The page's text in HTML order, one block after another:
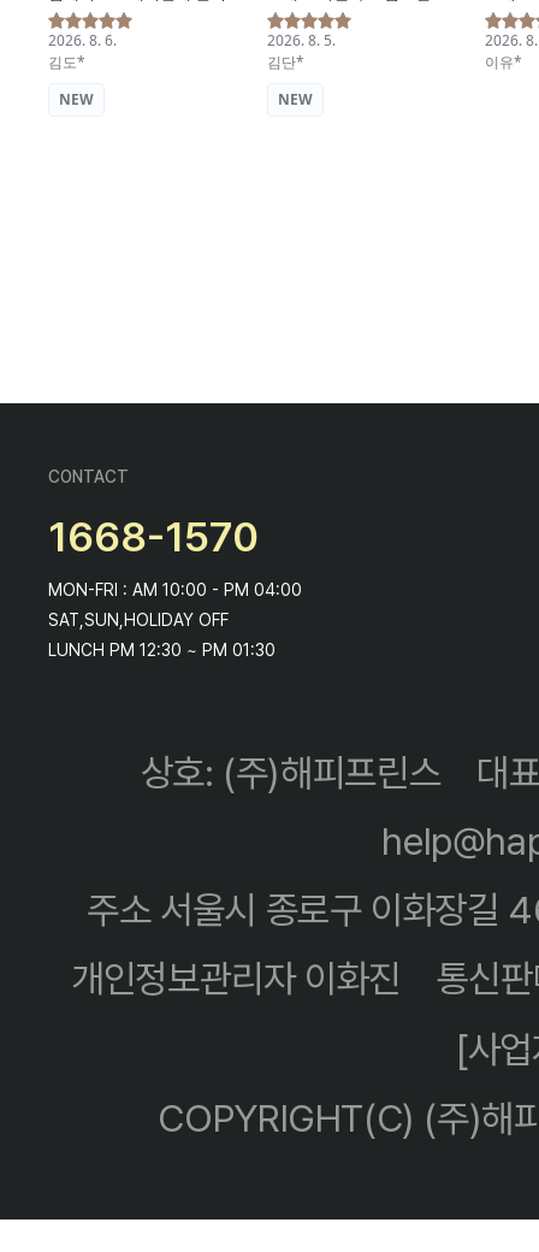
CONTACT
1668-1570
MON-FRI : AM 10:00 - PM 04:00
SAT,SUN,HOLIDAY OFF
LUNCH PM 12:30 ~ PM 01:30
상호: (주)해피프린스
대
주소 서울시 종로구 이화장길
개인정보관리자 이화진
통신
[사
COPYRIGHT(C) (주)해